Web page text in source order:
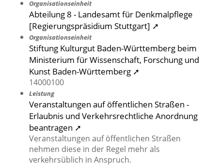
Organisationseinheit
Abteilung 8 - Landesamt für Denkmalpflege
[Regierungspräsidium Stuttgart] ➚
Organisationseinheit
Stiftung Kulturgut Baden-Württemberg beim
Ministerium für Wissenschaft, Forschung und
Kunst Baden-Württemberg ➚
14000100
Leistung
Veranstaltungen auf öffentlichen Straßen -
Erlaubnis und Verkehrsrechtliche Anordnung
beantragen ➚
Veranstaltungen auf öffentlichen Straßen
nehmen diese in der Regel mehr als
verkehrsüblich in Anspruch.